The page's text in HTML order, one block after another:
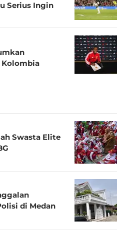
Serius Ingin
Kolombia
Swasta Elite
di Medan